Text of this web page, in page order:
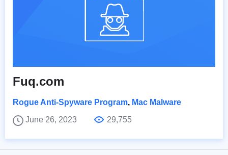
Fuq.com
Rogue Anti-Spyware Program, Mac Malware
June 26, 2023
29,755